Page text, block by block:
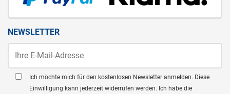
NEWSLETTER
Ich möchte mich für den kostenlosen Newsletter anmelden. Diese
Einwilligung kann jederzeit widerrufen werden. Ich habe die